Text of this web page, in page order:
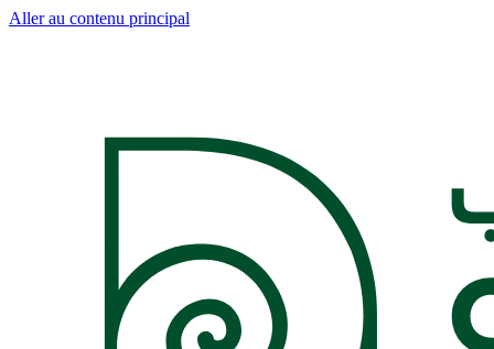
Aller au contenu principal